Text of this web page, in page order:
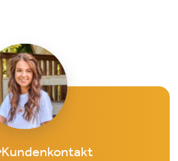
Kundenkontakt